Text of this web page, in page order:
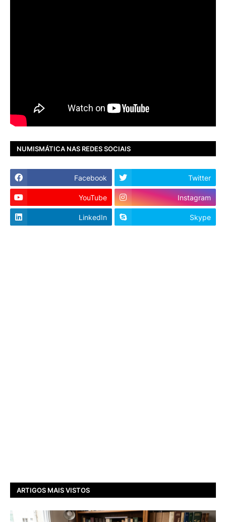
NUMISMÁTICA NAS REDES SOCIAIS
Facebook Twitter
YouTube Instagram
LinkedIn Skype
ARTIGOS MAIS VISTOS